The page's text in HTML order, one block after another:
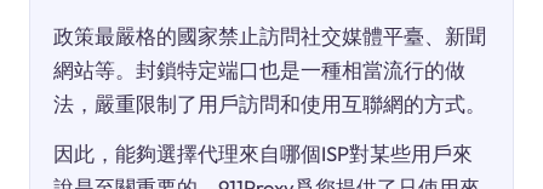
政策最嚴格的國家禁止訪問社交媒體平臺、新聞
網站等。封鎖特定端口也是一種相當流行的做
法，嚴重限制了用戶訪問和使用互聯網的方式。
因此，能夠選擇代理來自哪個ISP對某些用戶來